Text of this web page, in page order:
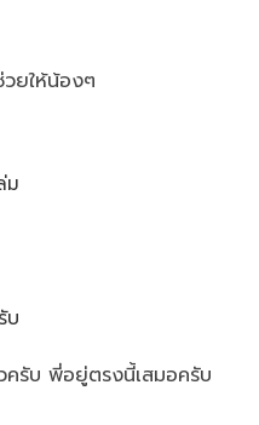
วยให้น้องๆ
ม
บ
ครับ พี่อยู่ตรงนี้เสมอครับ